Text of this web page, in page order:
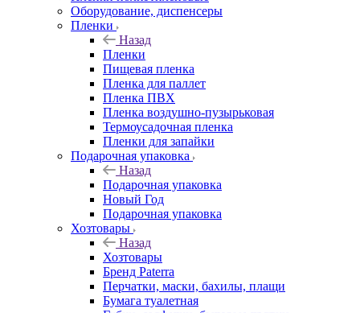
Оборудование, диспенсеры
Пленки
Назад
Пленки
Пищевая пленка
Пленка для паллет
Пленка ПВХ
Пленка воздушно-пузырьковая
Термоусадочная пленка
Пленки для запайки
Подарочная упаковка
Назад
Подарочная упаковка
Новый Год
Подарочная упаковка
Хозтовары
Назад
Хозтовары
Бренд Paterra
Перчатки, маски, бахилы, плащи
Бумага туалетная